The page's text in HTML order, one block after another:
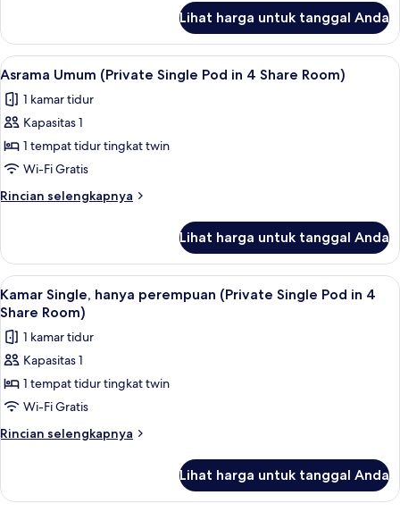
in
10
Share
Room)
Asrama
Umum
(Private
Pod
in
Share
Room)
Lihat harga untuk tanggal Anda
Lihat
semua
foto
untuk
Asrama
Umum
(Private
Single
in
4
Share
Room)
5
Asrama Umum (Private Single Pod in 4 Share Room)
1 kamar tidur
Kapasitas 1
1 tempat tidur tingkat twin
Wi-Fi Gratis
Rincian selengkapnya
Rincian
Asrama
Umum
(Private
Single
in
4
Room)
Lihat harga untuk tanggal Anda
Lihat
semua
foto
untuk
Kamar
Single,
hanya
perempuan
Pod
6
Kamar Single, hanya perempuan (Private Single Pod in 4
Share Room)
1 kamar tidur
Kapasitas 1
1 tempat tidur tingkat twin
Wi-Fi Gratis
Rincian selengkapnya
Rincian
Kamar
Lihat harga untuk tanggal Anda